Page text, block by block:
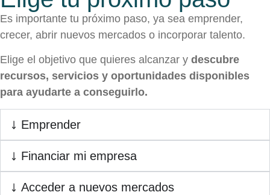
Es importante tu próximo paso, ya sea emprender,
crecer, abrir nuevos mercados o incorporar talento.
Elige el objetivo que quieres alcanzar y descubre
recursos, servicios y oportunidades disponibles
para ayudarte a conseguirlo.
Emprender
Financiar mi empresa
Acceder a nuevos mercados